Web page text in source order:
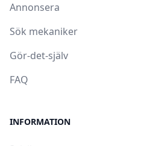
Annonsera
Sök mekaniker
Gör-det-själv
FAQ
INFORMATION